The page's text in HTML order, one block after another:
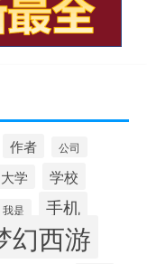
作者 公司
大学 学校
我是
手机
幻西游